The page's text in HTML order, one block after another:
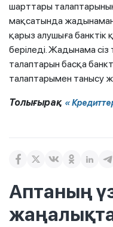
шарттары
мақсатында
қарыз алушыға банктік
беріледі. Жадынама сіз
талаптарын басқа
талаптарымен танысу
Толығырақ «
Аптаның